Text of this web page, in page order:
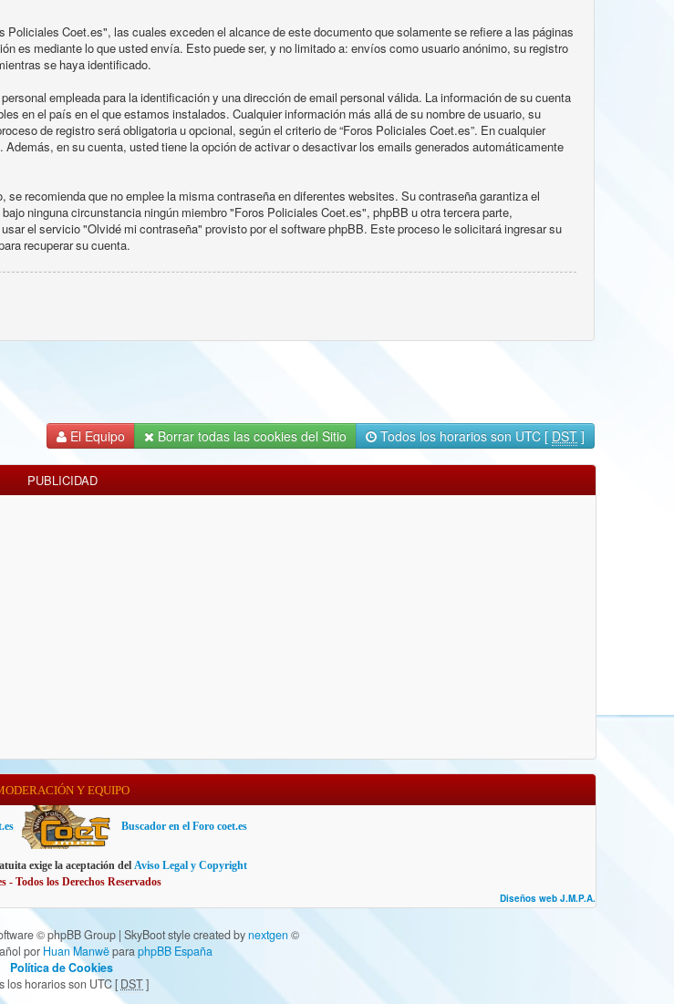
Coet.es", las cuales exceden el alcance de este documento que solamente se refiere a las páginas
es mediante lo que usted envía. Esto puede ser, y no limitado a: envíos como usuario anónimo, su registro
se haya identificado.
empleada para la identificación y una dirección de email personal válida. La información de su cuenta
en el país en el que estamos instalados. Cualquier información más allá de su nombre de usuario, su
de registro será obligatoria u opcional, según el criterio de “Foros Policiales Coet.es”. En cualquier
en su cuenta, usted tiene la opción de activar o desactivar los emails generados automáticamente
recomienda que no emplee la misma contraseña en diferentes websites. Su contraseña garantiza el
ninguna circunstancia ningún miembro "Foros Policiales Coet.es", phpBB u otra tercera parte,
el servicio "Olvidé mi contraseña" provisto por el software phpBB. Este proceso le solicitará ingresar su
recuperar su cuenta.
El Equipo Borrar todas las cookies del Sitio Todos los horarios son UTC [ DST ]
PUBLICIDAD
Y EQUIPO
Buscador en el Foro coet.es
exige la aceptación del Aviso Legal y Copyright
- Todos los Derechos Reservados
Diseños web J.M.P.A.
© phpBB Group | SkyBoot style created bynextgen ©
por Huan ManwëparaphpBB España
Política de Cookies
los horarios son UTC [ DST]